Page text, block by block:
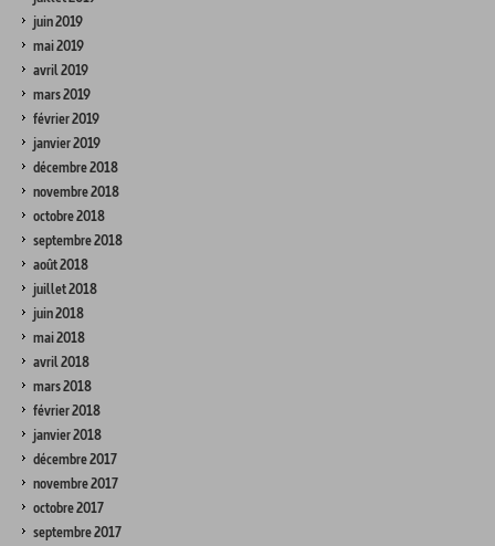
juin 2019
mai 2019
avril 2019
mars 2019
février 2019
janvier 2019
décembre 2018
novembre 2018
octobre 2018
septembre 2018
août 2018
juillet 2018
juin 2018
mai 2018
avril 2018
mars 2018
février 2018
janvier 2018
décembre 2017
novembre 2017
octobre 2017
septembre 2017